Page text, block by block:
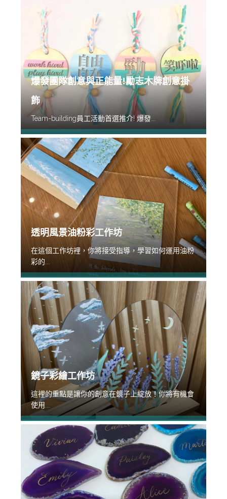
爆發團隊創意與正能量!勵志木牌創意掛
飾
Team-building員工活動首選推介! 爆發...
透明風景油粉彩工作坊
在這個工作坊裡，你將接受指導，學習如何運用油粉
彩的...
鏡子彩繪工作坊
這裡的重點是讓你的創意在鏡子上綻放！你將有機會
使用...